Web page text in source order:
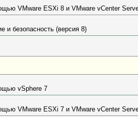
VMware ESXi 8 и VMware vCenter
и безопасность (версия 8)
vSphere 7
VMware ESXi 7 и VMware vCenter